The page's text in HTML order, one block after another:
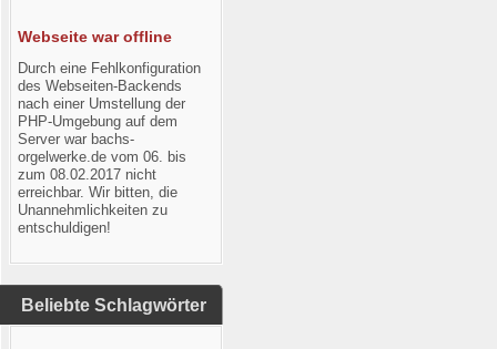
Webseite war offline
Durch eine Fehlkonfiguration
des Webseiten-Backends
nach einer Umstellung der
PHP-Umgebung auf dem
Server war bachs-
orgelwerke.de vom 06. bis
zum 08.02.2017 nicht
erreichbar. Wir bitten, die
Unannehmlichkeiten zu
entschuldigen!
Beliebte Schlagwörter